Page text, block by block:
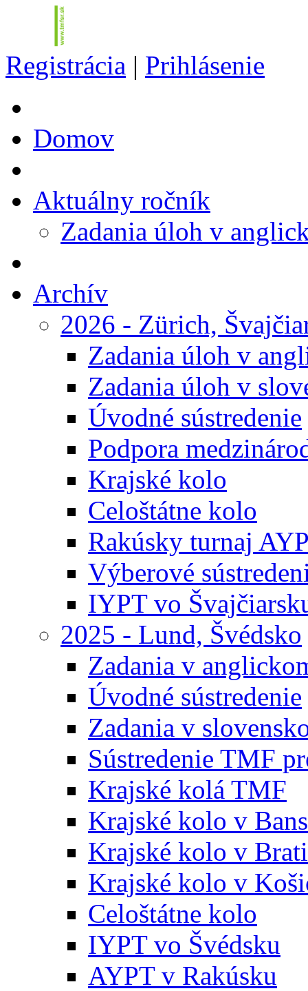
Registrácia | Prihlásenie
Domov
Aktuálny ročník
Zadania úloh v
Archív
2026 - Zürich,
Zadania úloh v
Zadania úloh v
Úvodné sústredenie
Podpora
Krajské kolo
Celoštátne kolo
Rakúsky turnaj
Výberové
IYPT vo
2025 - Lund, Švédsko
Zadania v
Úvodné sústredenie
Zadania v
Sústredenie TMF
Krajské kolá TMF
Krajské kolo v
Krajské kolo v
Krajské kolo v
Celoštátne kolo
IYPT vo Švédsku
AYPT v Rakúsku